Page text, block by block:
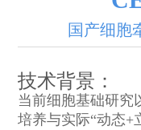
国产细胞
技术背景：
当前细胞基础研究
培养与实际“动态+